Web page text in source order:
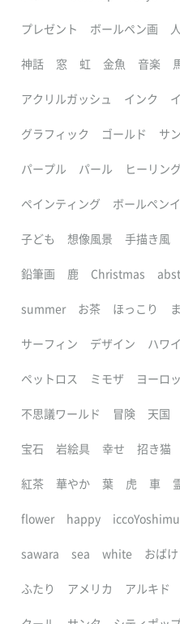
プレゼント ボールペン画
神話 窓 虹 金魚 音楽
アクリルガッシュ インク
グラフィック ゴールド サ
パープル パール ヒーリング
ペインティング ボールペン
子ども 想像風景 手描き風
鉛筆画 鹿 Christmas
summer お茶 ほっこり
サーフィン デザイン ハワイ
ペットロス ミモザ ヨーロ
不思議ワールド 冒険 天国
宝石 岩絵具 幸せ 招き猫
紅茶 華やか 葉 虎 車
flower happy
sawara sea white おばけ
ふたり アメリカ アルキド